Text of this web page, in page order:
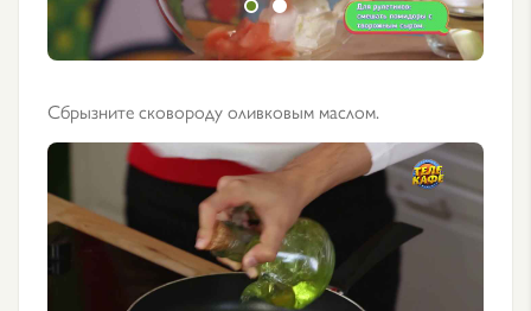
Сбрызните сковороду оливковым маслом.